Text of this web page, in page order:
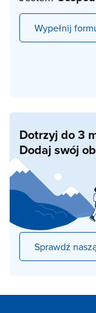
Wypełnij
Dotrzyj do 3
Dodaj swój
Sprawdź